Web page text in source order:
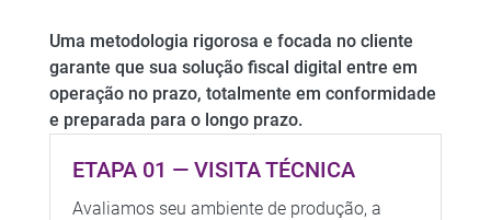
Uma metodologia rigorosa e focada no cliente
garante que sua solução fiscal digital entre em
operação no prazo, totalmente em conformidade
e preparada para o longo prazo.
ETAPA 01 — VISITA TÉCNICA
Avaliamos seu ambiente de produção, a